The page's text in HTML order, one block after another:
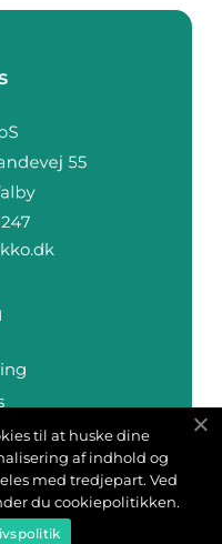
til at huske dine
af indhold og
med tredjepart. Ved
du cookiepolitikken.